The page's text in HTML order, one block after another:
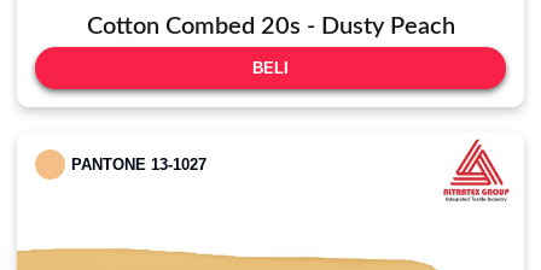
Cotton Combed 20s - Dusty Peach
BELI
PANTONE 13-1027